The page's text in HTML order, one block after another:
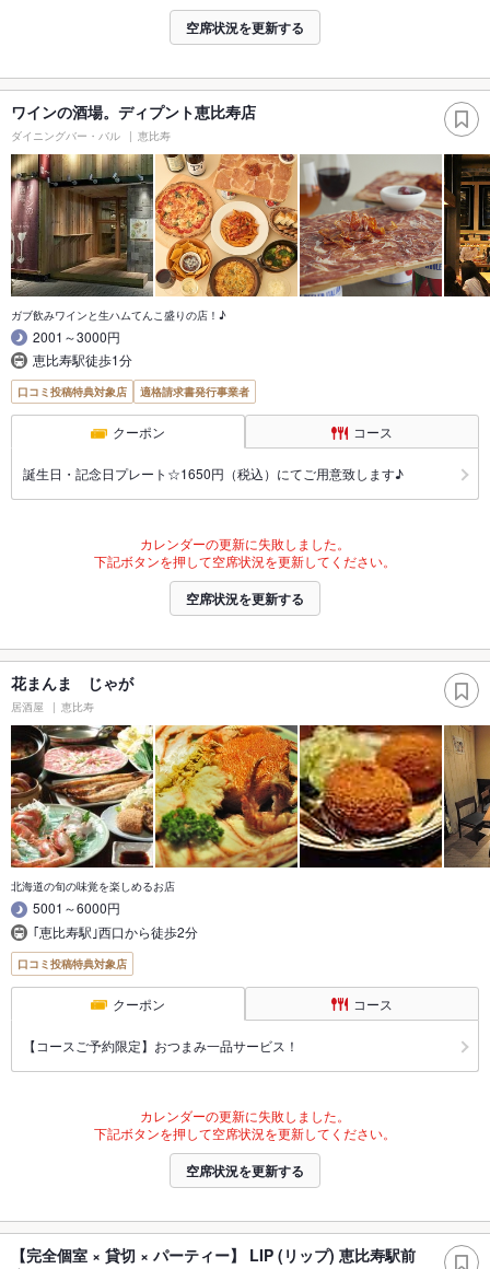
空席状況を更新する
ワインの酒場。ディプント恵比寿店
ダイニングバー・バル 恵比寿
ガブ飲みワインと生ハムてんこ盛りの店！♪
2001～3000円
恵比寿駅徒歩1分
口コミ投稿特典対象店 適格請求書発行事業者
クーポン コース
誕生日・記念日プレート☆1650円（税込）にてご用意致します♪
カレンダーの更新に失敗しました。
下記ボタンを押して空席状況を更新してください。
空席状況を更新する
花まんま じゃが
居酒屋 恵比寿
北海道の旬の味覚を楽しめるお店
5001～6000円
｢恵比寿駅｣西口から徒歩2分
口コミ投稿特典対象店
クーポン コース
【コースご予約限定】おつまみ一品サービス！
カレンダーの更新に失敗しました。
下記ボタンを押して空席状況を更新してください。
空席状況を更新する
【完全個室 × 貸切 × パーティー】 LIP (リップ) 恵比寿駅前